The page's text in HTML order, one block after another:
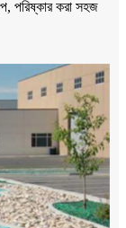
পরিষ্কার করা সহজ